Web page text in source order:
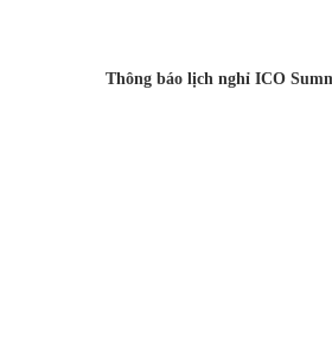
Thông báo lịch nghỉ ICO